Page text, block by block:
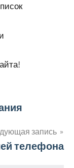
запись
телефона